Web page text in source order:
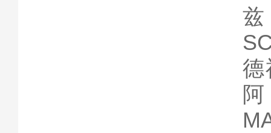
兹
德